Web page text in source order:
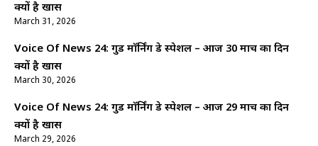
क्यों है खास
March 31, 2026
Voice Of News 24: गुड माॅर्निंग डे स्पेशल – आज 30 मार्च का दिन
क्यों है खास
March 30, 2026
Voice Of News 24: गुड माॅर्निंग डे स्पेशल – आज 29 मार्च का दिन
क्यों है खास
March 29, 2026